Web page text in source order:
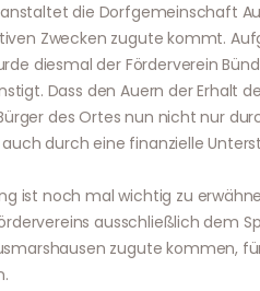
die Dorfgemeinschaft
Zwecken zugute kommt.
diesmal der Förderverein
Dass den Auern der Erhalt
des Ortes nun nicht nur
auch durch eine finanzielle
ist noch mal wichtig zu
ausschließlich dem
zugute kommen,